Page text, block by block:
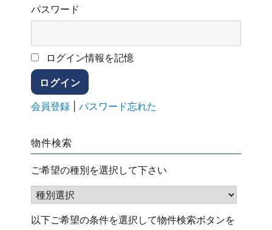
パスワード
ログイン情報を記憶
会員登録 |パスワード忘れた
物件検索
ご希望の種別を選択して下さい
以下ご希望の条件を選択して物件検索ボタンを